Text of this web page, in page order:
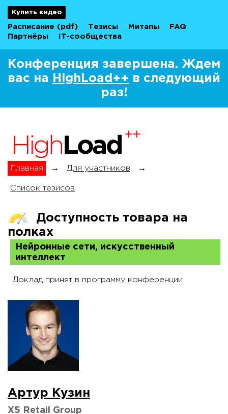
Купить видео
Расписание (pdf) Тезисы Митапы
FAQ
Партнёры
IT-сообщества
Конференция завершена. Ждем
вас на
HighLoad++ в следующий
раз!
Главная → Для участников →
Список тезисов
Доступность товара на
полках
Нейронные сети, искусственный
интеллект
Доклад принят в программу конференции
Артур Кузин
X5 Retail Group